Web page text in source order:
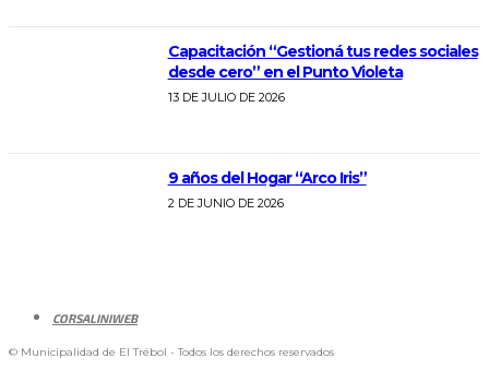
Capacitación “Gestioná tus redes sociales
desde cero” en el Punto Violeta
13 DE JULIO DE 2026
9 años del Hogar “Arco Iris”
2 DE JUNIO DE 2026
CORSALINIWEB
© Municipalidad de El Trébol - Todos los derechos reservados